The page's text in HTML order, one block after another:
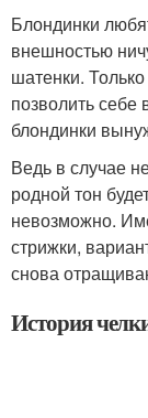
Блондинки
внешностью
шатенки.
позволить себе
блондинки
Ведь в случае
родной тон
невозможно.
стрижки,
снова
История